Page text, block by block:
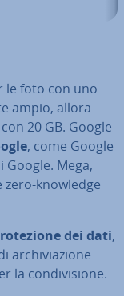
le foto con uno
ampio, allora
20 GB. Google
, come Google
Google. Mega,
knowledge
dei dati,
ar­chi­via­zio­ne
la con­di­vi­sio­ne.